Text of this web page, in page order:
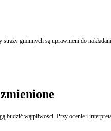
gminnych są uprawnieni do
budzić wątpliwości. Przy ocenie i